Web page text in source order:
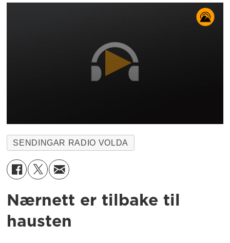
SENDINGAR RADIO VOLDA
Nærnett er tilbake til
hausten